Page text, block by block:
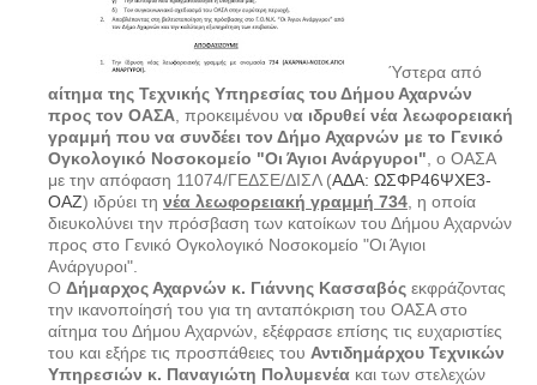
Ύστερα από
αίτημα της Τεχνικής Υπηρεσίας του Δήμου Αχαρνών
προς τον ΟΑΣΑ , προκειμένου να ιδρυθεί νέα λεωφορειακή
γραμμή που να συνδέει τον Δήμο Αχαρνών με το Γενικό
Ογκολογικό Νοσοκομείο "Οι Άγιοι Ανάργυροι" , ο ΟΑΣΑ
με την απόφαση 11074/ΓΕΔΣΕ/ΔΙΣΛ (ΑΔΑ: ΩΣΦΡ46ΨΧΕ3-
ΟΑΖ) ιδρύει τη νέα λεωφορειακή γραμμή 734 , η οποία
διευκολύνει την πρόσβαση των κατοίκων του Δήμου Αχαρνών
προς στο Γενικό Ογκολογικό Νοσοκομείο "Οι Άγιοι
Ανάργυροι".
Ο Δήμαρχος Αχαρνών κ. Γιάννης Κασσαβός εκφράζοντας
την ικανοποίησή του για τη ανταπόκριση του ΟΑΣΑ στο
αίτημα του Δήμου Αχαρνών, εξέφρασε επίσης τις ευχαριστίες
του και εξήρε τις προσπάθειες του Αντιδημάρχου Τεχνικών
Υπηρεσιών κ. Παναγιώτη Πολυμενέα και των στελεχών